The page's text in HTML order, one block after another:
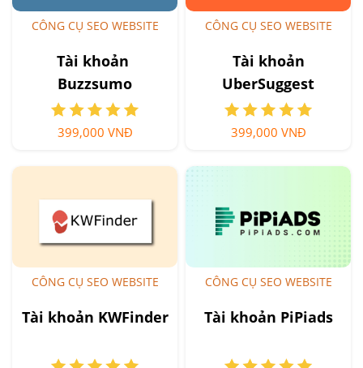
CÔNG CỤ SEO WEBSITE
Tài khoản ​
Buzzsumo
399,000 VNĐ
CÔNG CỤ SEO WEBSITE
Tài khoản
UberSuggest
399,000 VNĐ
CÔNG CỤ SEO WEBSITE
Tài khoản KWFinder
CÔNG CỤ SEO WEBSITE
Tài khoản PiPiads